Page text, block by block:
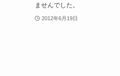
ませんでした。
2012年6月19日